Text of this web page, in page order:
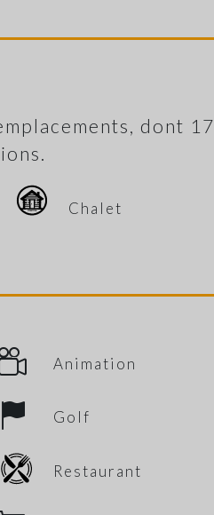
dont
Chalet
Animation
Golf
Restaurant